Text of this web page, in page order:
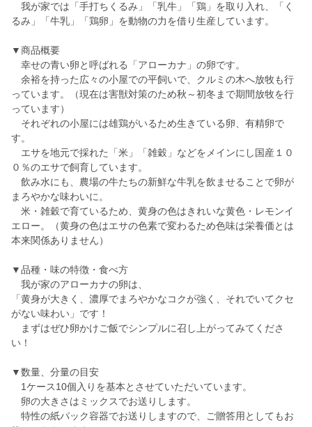
我が家では「手打ちくるみ」「乳牛」「鶏」を取り入れ、「く
るみ」「牛乳」「鶏卵」を動物の力を借り生産しています。
▼商品概要
幸せの青い卵と呼ばれる「アローカナ」の卵です。
余裕を持った広々の小屋での平飼いで、クルミの木へ放牧も行
っています。（現在は害獣対策のため秋～初冬まで期間放牧を行
っています）
それぞれの小屋には雄鶏がいるため生きている卵、有精卵で
す。
エサを地元で採れた「米」「雑穀」などをメインにし国産１０
０％のエサで飼育しています。
飲み水にも、農場の牛たちの新鮮な牛乳を飲ませることで卵が
まろやかな味わいに。
米・雑穀で育ているため、黄身の色はきれいな黄色・レモンイ
エロー。（黄身の色はエサの色素で変わるため色味は栄養価とは
本来関係ありません）
▼品種・味の特徴・食べ方
我が家のアローカナの卵は、
「黄身が大きく、濃厚でまろやかなコクが強く、それでいてクセ
がない味わい」です！
まずはぜひ卵かけご飯でシンプルに召し上がってみてくださ
い！
▼数量、分量の目安
1ケース10個入りを基本とさせていただいています。
卵の大きさはミックスでお送りします。
特性の紙パック容器でお送りしますので、ご贈答用としてもお